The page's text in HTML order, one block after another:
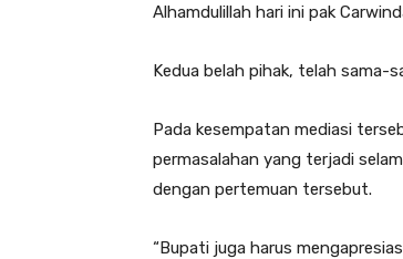
Alhamdulillah hari ini pak
Kedua belah pihak, telah sama-
Pada kesempatan mediasi
permasalahan yang terjadi
dengan pertemuan tersebut.
“Bupati juga harus